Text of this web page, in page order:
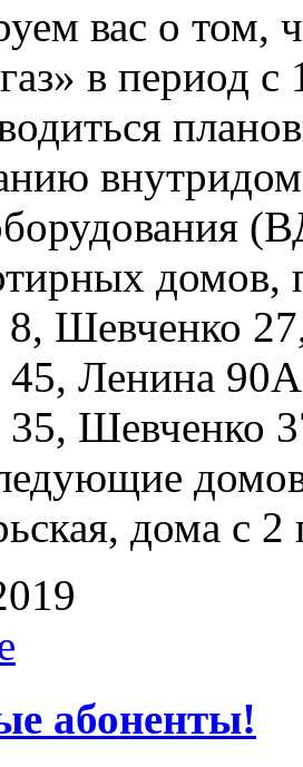
вас о том,
в период с
Шевченко
Ленина
Шевченко
дома с
абоненты!